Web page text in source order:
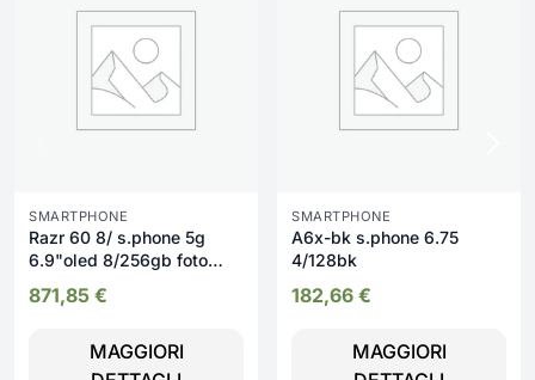
SMARTPHONE
Razr 60 8/ s.phone 5g
6.9"oled 8/256gb foto
871,85 €
MAGGIORI
SMARTPHONE
A6x-bk s.phone 6.75
4/128bk
182,66 €
MAGGIORI